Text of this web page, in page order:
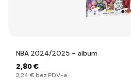
NBA 2024/2025 - album
2,80 €
2,24 € bez PDV-a